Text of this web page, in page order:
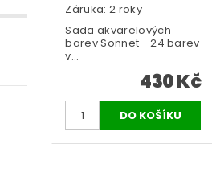
Záruka: 2 roky
Sada akvarelových
barev Sonnet - 24 barev
v...
430 Kč